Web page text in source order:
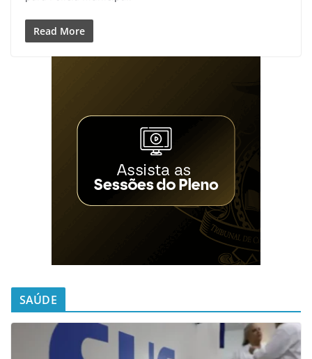
Read More
SAÚDE